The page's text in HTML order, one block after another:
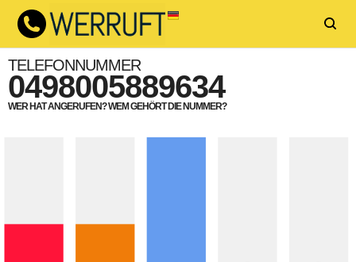
TELEFONNUMMER
0498005889634
WER HAT ANGERUFEN? WEM GEHÖRT DIE NUMMER?